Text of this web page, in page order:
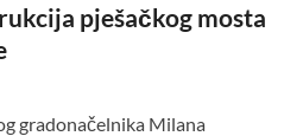
pješačkog mosta
gradonačelnika Milana